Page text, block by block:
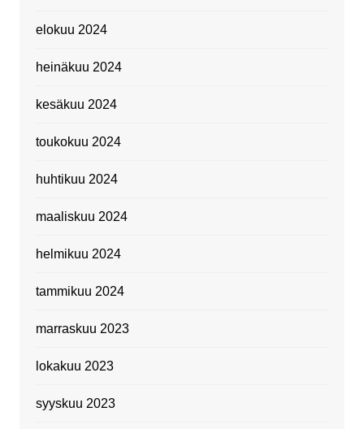
elokuu 2024
heinäkuu 2024
kesäkuu 2024
toukokuu 2024
huhtikuu 2024
maaliskuu 2024
helmikuu 2024
tammikuu 2024
marraskuu 2023
lokakuu 2023
syyskuu 2023